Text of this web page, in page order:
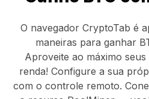
O navegador CryptoTab é
maneiras para ganhar
Aproveite ao máximo
renda! Configure a sua
com o controle remoto.